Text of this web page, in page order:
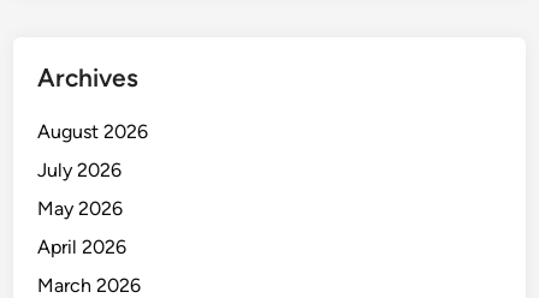
Archives
August 2026
July 2026
May 2026
April 2026
March 2026